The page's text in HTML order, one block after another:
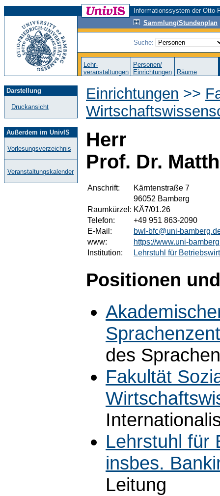
Informationssystem der
Sammlung/Stundenplan
Suche:
Lehr-
veranstaltungen
Personen/
Einrichtungen
Räume
Darstellung
Druckansicht
Außerdem im UnivIS
Vorlesungsverzeichnis
Veranstaltungskalender
Einrichtungen >>
Herr
Prof. Dr.
Anschrift:
Kärntenstraße 7
96052 Bamberg
Raumkürzel: KÄ7/01.26
Telefon:
+49 951 863-2090
E-Mail:
bwl-bfc@uni-
www:
https://www.uni-
Institution:
Lehrstuhl für
Positionen
des
Fakultät
Lehrstuhl für
insbes.
Leitung